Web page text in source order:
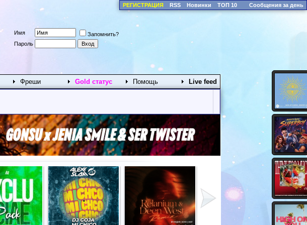
РЕГИСТРАЦИЯ RSS Новинки ТОП 10 Сообщения за день
Имя
Запомнить?
Пароль
Фреши Gold статус Помощь Live feed